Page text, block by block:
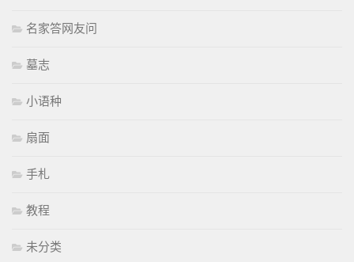
名家答网友问
墓志
小语种
扇面
手札
教程
未分类